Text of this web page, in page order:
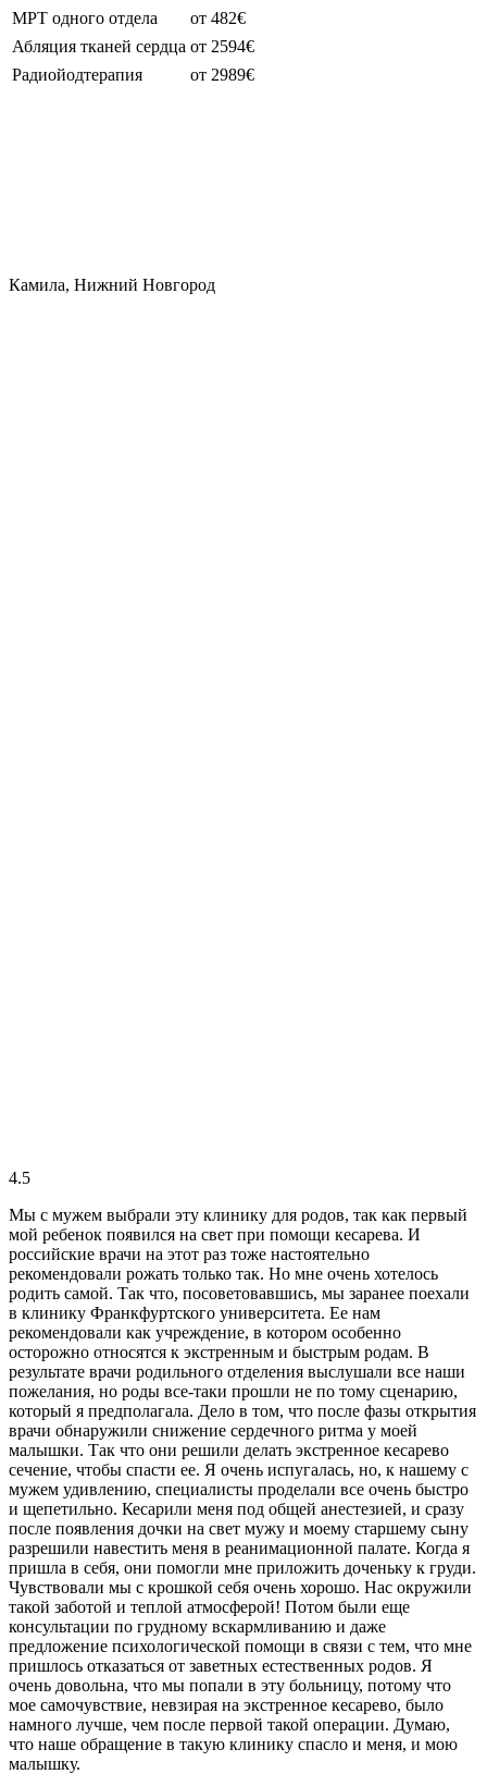
МРТ одного отдела
от 482€
Абляция тканей сердца от 2594€
Радиойодтерапия
от 2989€
Камила, Нижний Новгород
4.5
Мы с мужем выбрали эту клинику для родов, так как первый
мой ребенок появился на свет при помощи кесарева. И
российские врачи на этот раз тоже настоятельно
рекомендовали рожать только так. Но мне очень хотелось
родить самой. Так что, посоветовавшись, мы заранее поехали
в клинику Франкфуртского университета. Ее нам
рекомендовали как учреждение, в котором особенно
осторожно относятся к экстренным и быстрым родам. В
результате врачи родильного отделения выслушали все наши
пожелания, но роды все-таки прошли не по тому сценарию,
который я предполагала. Дело в том, что после фазы открытия
врачи обнаружили снижение сердечного ритма у моей
малышки. Так что они решили делать экстренное кесарево
сечение, чтобы спасти ее. Я очень испугалась, но, к нашему с
мужем удивлению, специалисты проделали все очень быстро
и щепетильно. Кесарили меня под общей анестезией, и сразу
после появления дочки на свет мужу и моему старшему сыну
разрешили навестить меня в реанимационной палате. Когда я
пришла в себя, они помогли мне приложить доченьку к груди.
Чувствовали мы с крошкой себя очень хорошо. Нас окружили
такой заботой и теплой атмосферой! Потом были еще
консультации по грудному вскармливанию и даже
предложение психологической помощи в связи с тем, что мне
пришлось отказаться от заветных естественных родов. Я
очень довольна, что мы попали в эту больницу, потому что
мое самочувствие, невзирая на экстренное кесарево, было
намного лучше, чем после первой такой операции. Думаю,
что наше обращение в такую клинику спасло и меня, и мою
малышку.